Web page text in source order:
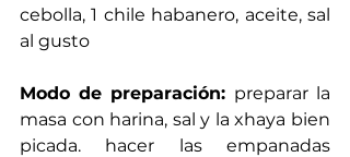
cebolla, 1 chile habanero, aceite, sal
al gusto
Modo de preparación: preparar la
masa con harina, sal y la xhaya bien
picada. hacer las empanadas